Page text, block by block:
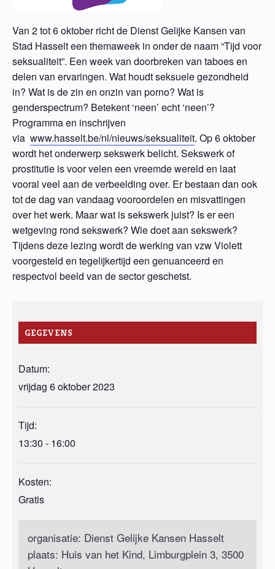
Van 2 tot 6 oktober richt de Dienst Gelijke Kansen van
Stad Hasselt een themaweek in onder de naam “Tijd voor
seksualiteit”. Een week van doorbreken van taboes en
delen van ervaringen. Wat houdt seksuele gezondheid
in? Wat is de zin en onzin van porno? Wat is
genderspectrum? Betekent ‘neen’ echt ‘neen’?
Programma en inschrijven
via www.hasselt.be/nl/nieuws/seksualiteit. Op 6 oktober
wordt het onderwerp sekswerk belicht. Sekswerk of
prostitutie is voor velen een vreemde wereld en laat
vooral veel aan de verbeelding over. Er bestaan dan ook
tot de dag van vandaag vooroordelen en misvattingen
over het werk. Maar wat is sekswerk juist? Is er een
wetgeving rond sekswerk? Wie doet aan sekswerk?
Tijdens deze lezing wordt de werking van vzw Violett
voorgesteld en tegelijkertijd een genuanceerd en
respectvol beeld van de sector geschetst.
GEGEVENS
Datum:
vrijdag 6 oktober 2023
Tijd:
13:30 - 16:00
Kosten:
Gratis
organisatie: Dienst Gelijke Kansen Hasselt
plaats: Huis van het Kind, Limburgplein 3, 3500